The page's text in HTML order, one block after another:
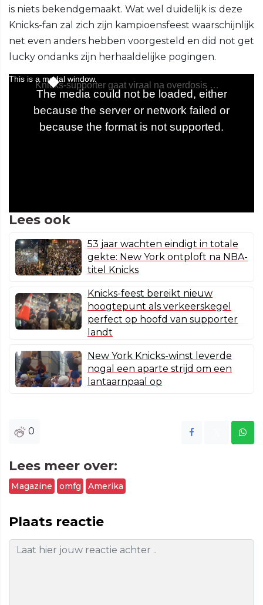
is niets bekendgemaakt. Wat wel duidelijk is: deze
Knicks-fan zal zich zijn kampioensfeest waarschijnlijk
net even anders hebben voorgesteld en did not get
lucky ondanks zijn herhaaldelijke pogingen.
Lees ook
53 jaar wachten eindigt in totale
gekte: New York ontploft na NBA-
titel Knicks
Knicks-feest bereikt nieuw
hoogtepunt als verkeerskegel
perfect op hoofd van supporter
landt
New York Knicks-winst leverde
nogal een aparte strijd om een
lantaarnpaal op
0
Lees meer over:
Magazine omfg Amerika
Plaats reactie